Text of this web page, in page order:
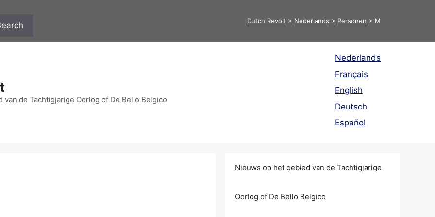
Dutch Revolt > Nederlands > Personen > M
van de Tachtigjarige Oorlog of De Bello Belgico
Nederlands
Français
English
Deutsch
Español
Nieuws op het gebied van de Tachtigjarige
Oorlog of De Bello Belgico